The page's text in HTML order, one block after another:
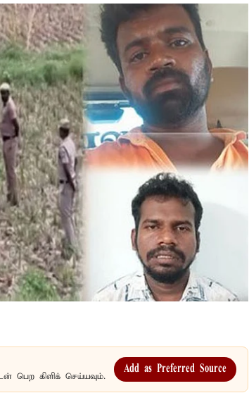
பெற கிளிக் செய்யவும்.
Add as Preferred Source